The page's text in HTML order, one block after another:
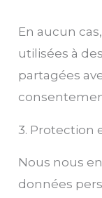
En aucun
utilisées à
partagées
3. Protection
Nous nous
données